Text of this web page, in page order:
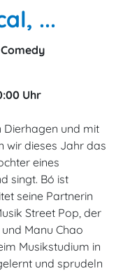
...
Uhr
und mit
wir dieses Jahr das
eines
singt. Bó ist
seine Partnerin
Street Pop, der
Manu Chao
Musikstudium in
und sprudeln